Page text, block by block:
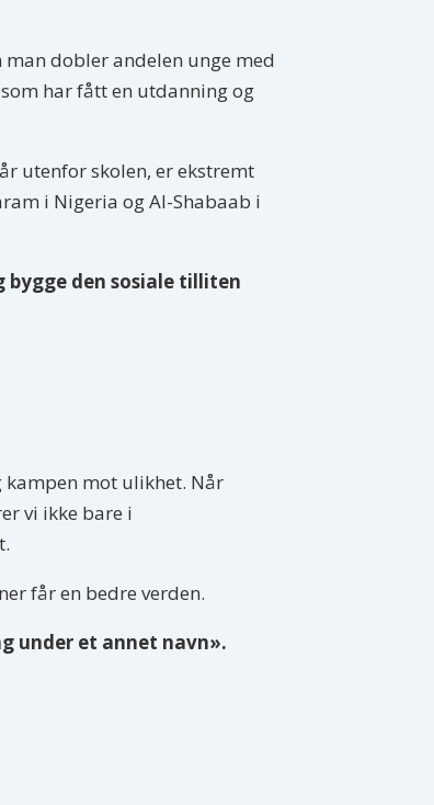
dobler andelen unge med
har fått en utdanning og
utenfor skolen, er ekstremt
i Nigeria og Al-Shabaab i
den sosiale tilliten
mot ulikhet. Når
vi ikke bare i
får en bedre verden.
under et annet navn».